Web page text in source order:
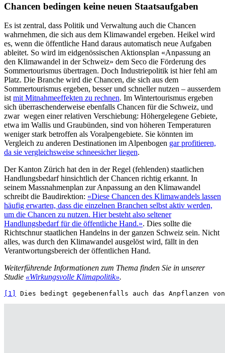
Chancen bedingen keine neuen Staatsaufgaben
Es ist zentral, dass Politik und Verwaltung auch die Chancen
wahrnehmen, die sich aus dem Klimawandel ergeben. Heikel wird
es, wenn die öffentliche Hand daraus automatisch neue Aufgaben
ableitet. So wird im eidgenössischen Aktionsplan «Anpassung an
den Klimawandel in der Schweiz» dem Seco die Förderung des
Sommertourismus übertragen. Doch Industriepolitik ist hier fehl am
Platz. Die Branche wird die Chancen, die sich aus dem
Sommertourismus ergeben, besser und schneller nutzen – ausserdem
ist mit Mitnahmeeffekten zu rechnen. Im Wintertourismus ergeben
sich überraschenderweise ebenfalls Chancen für die Schweiz, und
zwar wegen einer relativen Verschiebung: Höhergelegene Gebiete,
etwa im Wallis und Graubünden, sind von höheren Temperaturen
weniger stark betroffen als Voralpengebiete. Sie könnten im
Vergleich zu anderen Destinationen im Alpenbogen gar profitieren,
da sie vergleichsweise schneesicher liegen.
Der Kanton Zürich hat den in der Regel (fehlenden) staatlichen
Handlungsbedarf hinsichtlich der Chancen richtig erkannt. In
seinem Massnahmenplan zur Anpassung an den Klimawandel
schreibt die Baudirektion: «Diese Chancen des Klimawandels lassen
häufig erwarten, dass die einzelnen Branchen selbst aktiv werden,
um die Chancen zu nutzen. Hier besteht also seltener
Handlungsbedarf für die öffentliche Hand.». Dies sollte die
Richtschnur staatlichen Handelns in der ganzen Schweiz sein. Nicht
alles, was durch den Klimawandel ausgelöst wird, fällt in den
Verantwortungsbereich der öffentlichen Hand.
Weiterführende Informationen zum Thema finden Sie in unserer
Studie «Wirkungsvolle Klimapolitik».
[1] Dies bedingt gegebenenfalls auch das Anpflanzen